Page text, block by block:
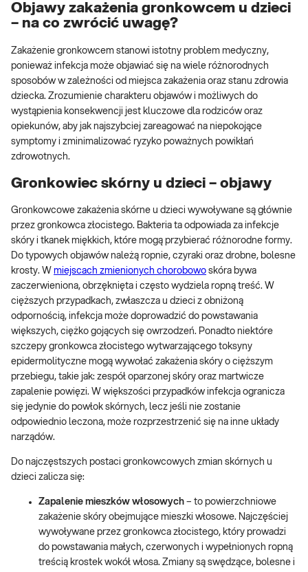
Objawy zakażenia gronkowcem u dzieci
– na co zwrócić uwagę?
Zakażenie gronkowcem stanowi istotny problem medyczny,
ponieważ infekcja może objawiać się na wiele różnorodnych
sposobów w zależności od miejsca zakażenia oraz stanu zdrowia
dziecka. Zrozumienie charakteru objawów i możliwych do
wystąpienia konsekwencji jest kluczowe dla rodziców oraz
opiekunów, aby jak najszybciej zareagować na niepokojące
symptomy i zminimalizować ryzyko poważnych powikłań
zdrowotnych.
Gronkowiec skórny u dzieci – objawy
Gronkowcowe zakażenia skórne u dzieci wywoływane są głównie
przez gronkowca złocistego. Bakteria ta odpowiada za infekcje
skóry i tkanek miękkich, które mogą przybierać różnorodne formy.
Do typowych objawów należą ropnie, czyraki oraz drobne, bolesne
krosty. W miejscach zmienionych chorobowo skóra bywa
zaczerwieniona, obrzęknięta i często wydziela ropną treść. W
cięższych przypadkach, zwłaszcza u dzieci z obniżoną
odpornością, infekcja może doprowadzić do powstawania
większych, ciężko gojących się owrzodzeń. Ponadto niektóre
szczepy gronkowca złocistego wytwarzającego toksyny
epidermolityczne mogą wywołać zakażenia skóry o cięższym
przebiegu, takie jak: zespół oparzonej skóry oraz martwicze
zapalenie powięzi. W większości przypadków infekcja ogranicza
się jedynie do powłok skórnych, lecz jeśli nie zostanie
odpowiednio leczona, może rozprzestrzenić się na inne układy
narządów.
Do najczęstszych postaci gronkowcowych zmian skórnych u
dzieci zalicza się:
Zapalenie mieszków włosowych – to powierzchniowe
zakażenie skóry obejmujące mieszki włosowe. Najczęściej
wywoływane przez gronkowca złocistego, który prowadzi
do powstawania małych, czerwonych i wypełnionych ropną
treścią krostek wokół włosa. Zmiany są swędzące, bolesne i